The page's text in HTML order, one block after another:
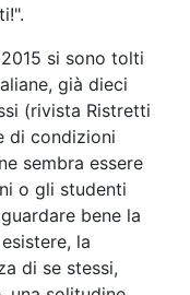
si sono tolti
già dieci
(rivista Ristretti
di condizioni
sembra essere
o gli studenti
bene la
la
di se stessi,